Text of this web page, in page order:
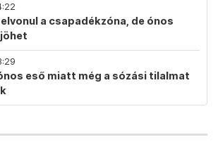
a csapadékzóna, de ónos
eső miatt még a sózási tilalmat